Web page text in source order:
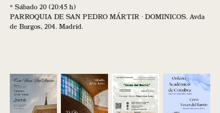
*Sábado 20 (20:45 h)
PARROQUIA DE SAN PEDRO MÁRTIR · DOMINICOS. Avda
de Burgos, 204. Madrid.